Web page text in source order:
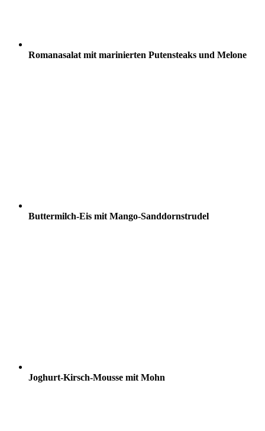
Romanasalat mit marinierten Putensteaks und Melone
Buttermilch-Eis mit Mango-Sanddornstrudel
Joghurt-Kirsch-Mousse mit Mohn